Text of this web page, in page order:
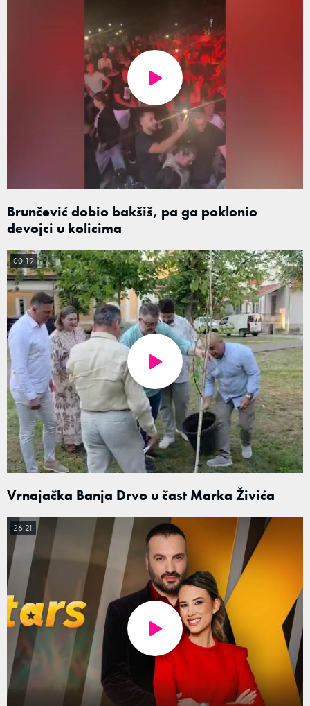
Brunčević dobio bakšiš, pa ga poklonio
devojci u kolicima
Vrnajačka Banja Drvo u čast Marka Živića
00:19
26:21